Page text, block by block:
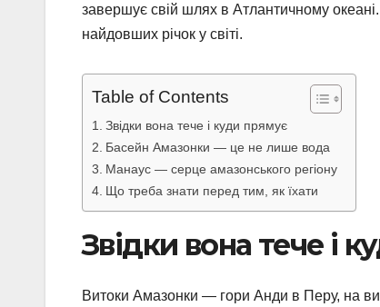
завершує свій шлях в Атлантичному
найдовших річок у світі.
Table of Contents
Звідки вона тече і куди прямує
Басейн Амазонки — це не лише вода
Манаус — серце амазонського регіону
Що треба знати перед тим, як їхати
Звідки вона тече і
Витоки Амазонки — гори Анди в Перу, на